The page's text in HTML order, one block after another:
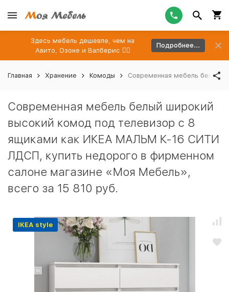
Здесь мебель дешевле, чем на
Авито, Озоне и Валберис 👉🏻
Подробнее...
Главная Хранение Комоды Современная мебель белый
Современная мебель белый широкий
высокий комод под телевизор с 8
ящиками как ИКЕА МАЛЬМ К-16 СИТИ
ЛДСП, купить недорого в фирменном
салоне магазине «Моя Мебель»,
всего за 15 810 руб.
IKEA style